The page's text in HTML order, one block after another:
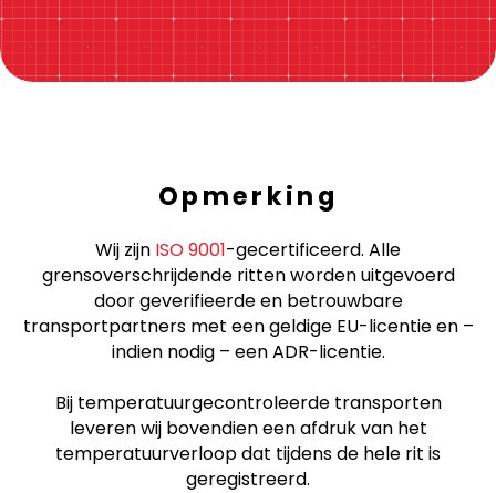
Opmerking
Wij zijn ISO 9001-gecertificeerd. Alle
grensoverschrijdende ritten worden uitgevoerd
door geverifieerde en betrouwbare
transportpartners met een geldige EU-licentie en –
indien nodig – een ADR-licentie.
Bij temperatuurgecontroleerde transporten
leveren wij bovendien een afdruk van het
temperatuurverloop dat tijdens de hele rit is
geregistreerd.